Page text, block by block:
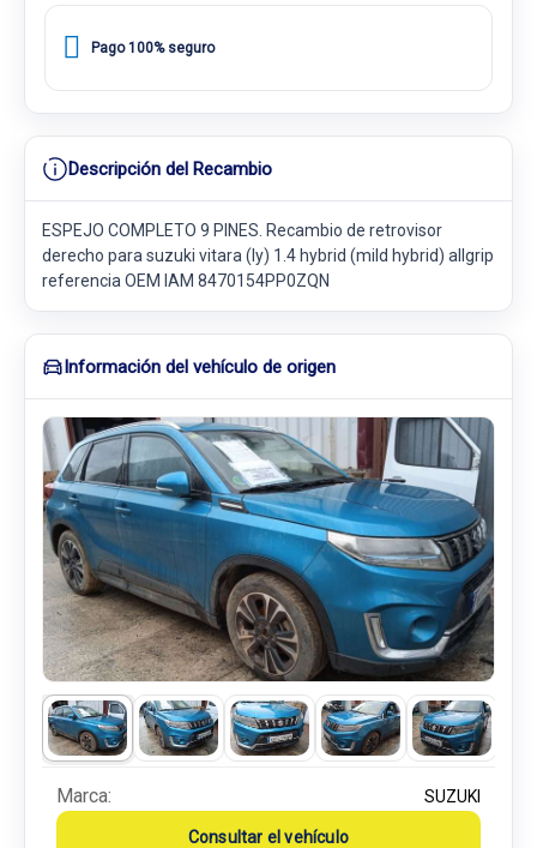
Pago 100% seguro
Descripción del Recambio
ESPEJO COMPLETO 9 PINES. Recambio de retrovisor
derecho para suzuki vitara (ly) 1.4 hybrid (mild hybrid) allgrip
referencia OEM IAM 8470154PP0ZQN
Información del vehículo de origen
Marca: SUZUKI
Consultar el vehículo